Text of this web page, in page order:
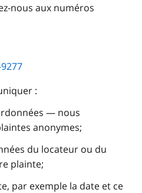
nous aux numéros
:
— nous
anonymes;
du locateur ou du
plainte;
par exemple la date et ce